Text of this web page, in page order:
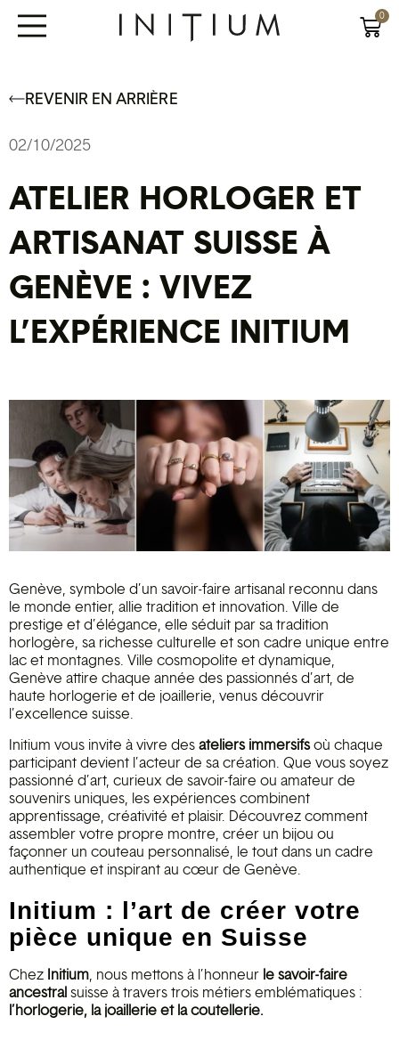
0
REVENIR EN ARRIÈRE
02/10/2025
ATELIER HORLOGER ET
ARTISANAT SUISSE À
GENÈVE : VIVEZ
L’EXPÉRIENCE INITIUM
Genève, symbole d’un savoir-faire artisanal reconnu dans
le monde entier, allie tradition et innovation. Ville de
prestige et d’élégance, elle séduit par sa tradition
horlogère, sa richesse culturelle et son cadre unique entre
lac et montagnes. Ville cosmopolite et dynamique,
Genève attire chaque année des passionnés d’art, de
haute horlogerie et de joaillerie, venus découvrir
l’excellence suisse.
Initium vous invite à vivre desateliers immersifsoù chaque
participant devient l’acteur de sa création. Que vous soyez
passionné d’art, curieux de savoir-faire ou amateur de
souvenirs uniques, les expériences combinent
apprentissage, créativité et plaisir. Découvrez comment
assembler votre propre montre, créer un bijou ou
façonner un couteau personnalisé, le tout dans un cadre
authentique et inspirant au cœur de Genève.
Initium : l’art de créer votre
pièce unique en Suisse
Chez Initium, nous mettons à l’honneur le savoir-faire
ancestralsuisse à travers trois métiers emblématiques :
l’horlogerie, la joaillerie et la coutellerie.